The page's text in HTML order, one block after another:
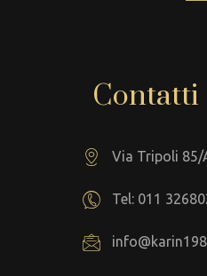
Contatti
Via Tripoli 85/
Tel: 011